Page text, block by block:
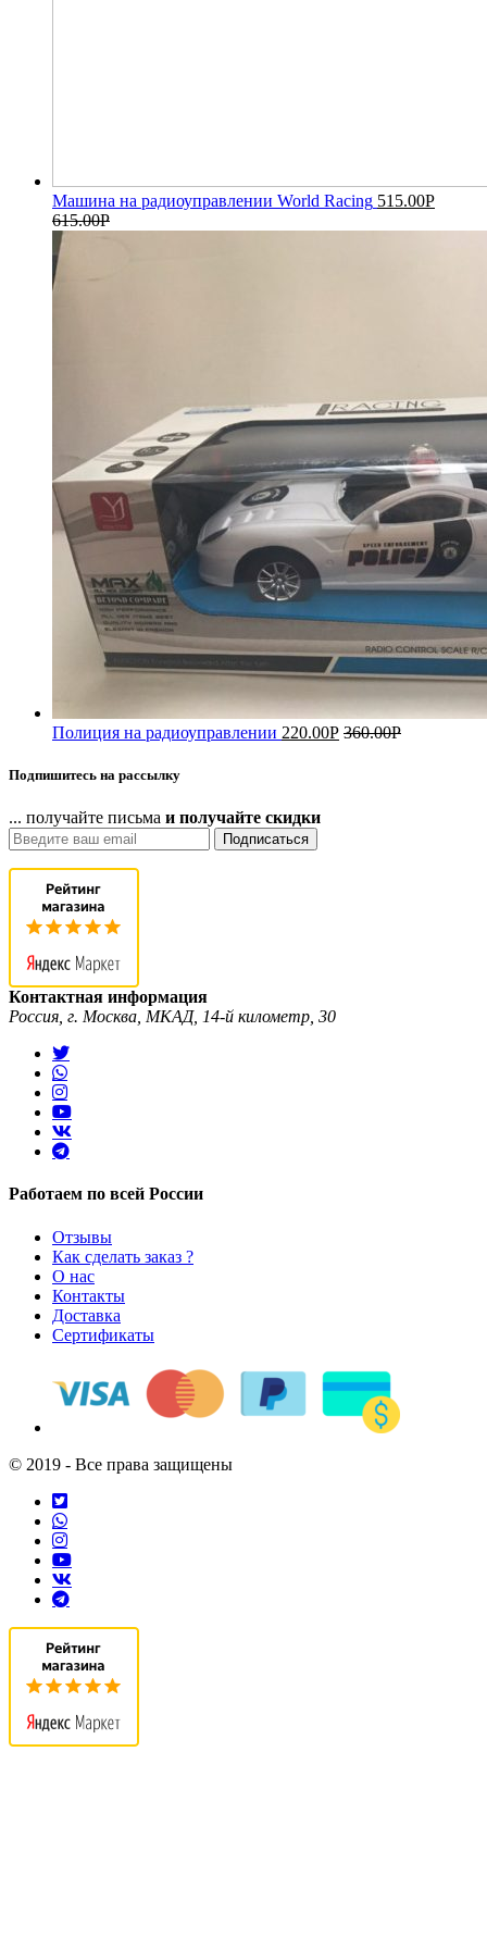
Машина на радиоуправлении World Racing 515.00Р
615.00Р
Полиция на радиоуправлении 220.00Р 360.00Р
Подпишитесь на рассылку
... получайте письма и получайте скидки
Подписаться
Контактная информация
Россия, г. Москва, МКАД, 14-й километр, 30
Работаем по всей России
Отзывы
Как сделать заказ ?
О нас
Контакты
Доставка
Сертификаты
© 2019 - Все права защищены